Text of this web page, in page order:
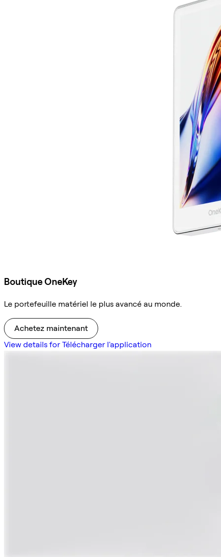
Boutique OneKey
Le portefeuille matériel le plus avancé au monde.
Achetez maintenant
View details for Télécharger l'application